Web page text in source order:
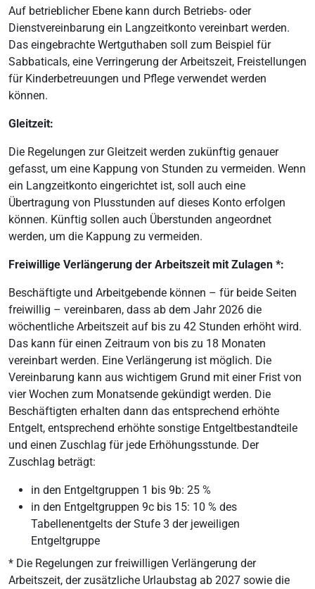
Auf betrieblicher Ebene kann durch Betriebs- oder
Dienstvereinbarung ein Langzeitkonto vereinbart werden.
Das eingebrachte Wertguthaben soll zum Beispiel für
Sabbaticals, eine Verringerung der Arbeitszeit, Freistellungen
für Kinderbetreuungen und Pflege verwendet werden
können.
Gleitzeit:
Die Regelungen zur Gleitzeit werden zukünftig genauer
gefasst, um eine Kappung von Stunden zu vermeiden. Wenn
ein Langzeitkonto eingerichtet ist, soll auch eine
Übertragung von Plusstunden auf dieses Konto erfolgen
können. Künftig sollen auch Überstunden angeordnet
werden, um die Kappung zu vermeiden.
Freiwillige Verlängerung der Arbeitszeit mit Zulagen *:
Beschäftigte und Arbeitgebende können – für beide Seiten
freiwillig – vereinbaren, dass ab dem Jahr 2026 die
wöchentliche Arbeitszeit auf bis zu 42 Stunden erhöht wird.
Das kann für einen Zeitraum von bis zu 18 Monaten
vereinbart werden. Eine Verlängerung ist möglich. Die
Vereinbarung kann aus wichtigem Grund mit einer Frist von
vier Wochen zum Monatsende gekündigt werden. Die
Beschäftigten erhalten dann das entsprechend erhöhte
Entgelt, entsprechend erhöhte sonstige Entgeltbestandteile
und einen Zuschlag für jede Erhöhungsstunde. Der
Zuschlag beträgt:
in den Entgeltgruppen 1 bis 9b: 25 %
in den Entgeltgruppen 9c bis 15: 10 % des
Tabellenentgelts der Stufe 3 der jeweiligen
Entgeltgruppe
* Die Regelungen zur freiwilligen Verlängerung der
Arbeitszeit, der zusätzliche Urlaubstag ab 2027 sowie die